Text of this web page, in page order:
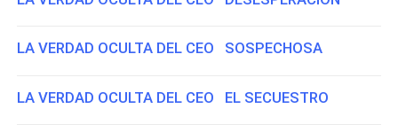
LA VERDAD OCULTA DEL CEO SOSPECHOSA
LA VERDAD OCULTA DEL CEO EL SECUESTRO